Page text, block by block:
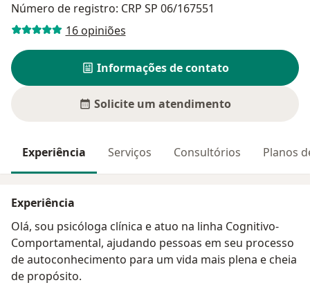
Número de registro: CRP SP 06/167551
16 opiniões
Informações de contato
Solicite um atendimento
Experiência Serviços Consultórios Planos
Experiência
Olá, sou psicóloga clínica e atuo na linha Cognitivo-
Comportamental, ajudando pessoas em seu processo
de autoconhecimento para um vida mais plena e cheia
de propósito.